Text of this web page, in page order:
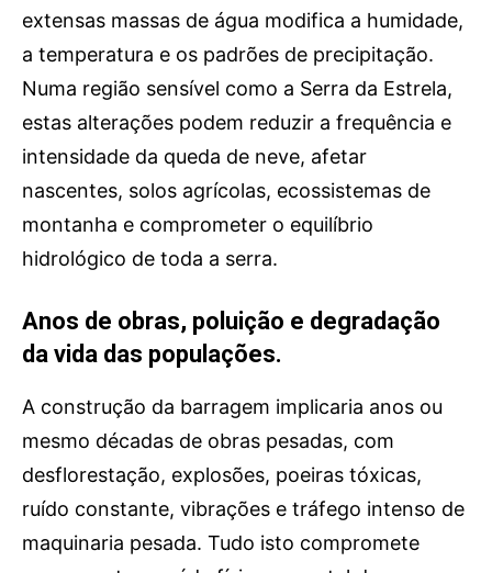
extensas massas de água modifica a humidade,
a temperatura e os padrões de precipitação.
Numa região sensível como a Serra da Estrela,
estas alterações podem reduzir a frequência e
intensidade da queda de neve, afetar
nascentes, solos agrícolas, ecossistemas de
montanha e comprometer o equilíbrio
hidrológico de toda a serra.
Anos de obras, poluição e degradação
da vida das populações.
A construção da barragem implicaria anos ou
mesmo décadas de obras pesadas, com
desflorestação, explosões, poeiras tóxicas,
ruído constante, vibrações e tráfego intenso de
maquinaria pesada. Tudo isto compromete